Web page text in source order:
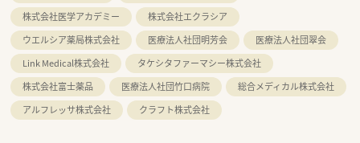
株式会社医学アカデミー
株式会社エクラシア
ウエルシア薬局株式会社
医療法人社団明芳会
医療法人社団翠会
Link Medical株式会社
タケシタファーマシー株式会社
株式会社富士薬品
医療法人社団竹口病院
総合メディカル株式会社
アルフレッサ株式会社
クラフト株式会社